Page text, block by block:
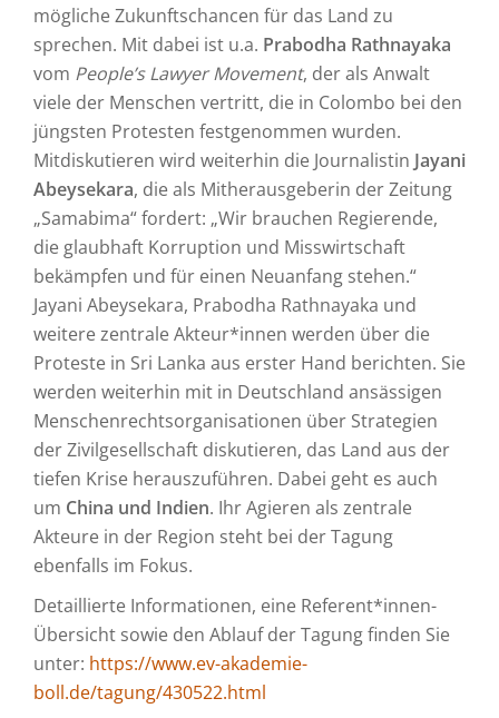
mögliche Zukunftschancen für das Land zu
sprechen. Mit dabei ist u.a. Prabodha Rathnayaka
vom People’s Lawyer Movement, der als Anwalt
viele der Menschen vertritt, die in Colombo bei den
jüngsten Protesten festgenommen wurden.
Mitdiskutieren wird weiterhin die Journalistin Jayani
Abeysekara, die als Mitherausgeberin der Zeitung
„Samabima“ fordert: „Wir brauchen Regierende,
die glaubhaft Korruption und Misswirtschaft
bekämpfen und für einen Neuanfang stehen.“
Jayani Abeysekara, Prabodha Rathnayaka und
weitere zentrale Akteur*innen werden über die
Proteste in Sri Lanka aus erster Hand berichten. Sie
werden weiterhin mit in Deutschland ansässigen
Menschenrechtsorganisationen über Strategien
der Zivilgesellschaft diskutieren, das Land aus der
tiefen Krise herauszuführen. Dabei geht es auch
um China und Indien. Ihr Agieren als zentrale
Akteure in der Region steht bei der Tagung
ebenfalls im Fokus.
Detaillierte Informationen, eine Referent*innen-
Übersicht sowie den Ablauf der Tagung finden Sie
unter: https://www.ev-akademie-
boll.de/tagung/430522.html